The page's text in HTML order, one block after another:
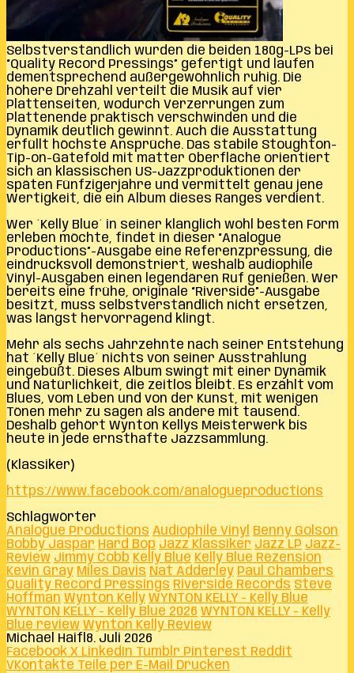
Selbstverständlich wurden die beiden 180g-LPs bei
“Quality Record Pressings” gefertigt und laufen
dementsprechend außergewöhnlich ruhig. Die
höhere Drehzahl verteilt die Musik auf vier
Plattenseiten, wodurch Verzerrungen zum
Plattenende praktisch verschwinden und die
Dynamik deutlich gewinnt. Auch die Ausstattung
erfüllt höchste Ansprüche. Das stabile Stoughton-
Tip-on-Gatefold mit matter Oberfläche orientiert
sich an klassischen US-Jazzproduktionen der
späten Fünfzigerjahre und vermittelt genau jene
Wertigkeit, die ein Album dieses Ranges verdient.
Wer ´Kelly Blue´ in seiner klanglich wohl besten Form
erleben möchte, findet in dieser “Analogue
Productions”-Ausgabe eine Referenzpressung, die
eindrucksvoll demonstriert, weshalb audiophile
Vinyl-Ausgaben einen legendären Ruf genießen. Wer
bereits eine frühe, originale “Riverside”-Ausgabe
besitzt, muss selbstverständlich nicht ersetzen,
was längst hervorragend klingt.
Mehr als sechs Jahrzehnte nach seiner Entstehung
hat ´Kelly Blue´ nichts von seiner Ausstrahlung
eingebüßt. Dieses Album swingt mit einer Dynamik
und Natürlichkeit, die zeitlos bleibt. Es erzählt vom
Blues, vom Leben und von der Kunst, mit wenigen
Tönen mehr zu sagen als andere mit tausend.
Deshalb gehört Wynton Kellys Meisterwerk bis
heute in jede ernsthafte Jazzsammlung.
(Klassiker)
https://www.facebook.com/analogueproductions
Schlagwörter
Analogue Productions Audiophile Vinyl Benny Golson
Bobby Jaspar Hard Bop Jazz Klassiker Jazz LP Jazz-
Review Jimmy Cobb Kelly Blue Kelly Blue Rezension
Kevin Gray Miles Davis Nat Adderley Paul Chambers
Quality Record Pressings Riverside Records Steve
Hoffman Wynton Kelly WYNTON KELLY - Kelly Blue
WYNTON KELLY - Kelly Blue 2026 WYNTON KELLY - Kelly
Blue review Wynton Kelly Review
Michael Haifl 8. Juli 2026
Facebook X LinkedIn Tumblr Pinterest Reddit
VKontakte Teile per E-Mail Drucken